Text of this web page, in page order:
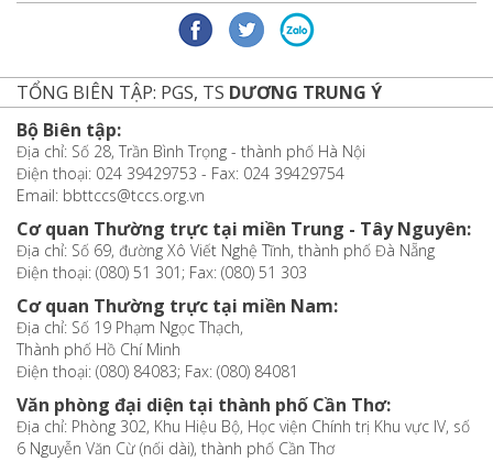
TỔNG BIÊN TẬP: PGS, TS DƯƠNG TRUNG Ý
Bộ Biên tập:
Địa chỉ: Số 28, Trần Bình Trọng - thành phố Hà Nội
Điện thoại: 024 39429753 - Fax: 024 39429754
Email: bbttccs@tccs.org.vn
Cơ quan Thường trực tại miền Trung - Tây Nguyên:
Địa chỉ: Số 69, đường Xô Viết Nghệ Tĩnh, thành phố Đà Nẵng
Điện thoại: (080) 51 301; Fax: (080) 51 303
Cơ quan Thường trực tại miền Nam:
Địa chỉ: Số 19 Phạm Ngọc Thạch,
Thành phố Hồ Chí Minh
Điện thoại: (080) 84083; Fax: (080) 84081
Văn phòng đại diện tại thành phố Cần Thơ:
Địa chỉ: Phòng 302, Khu Hiệu Bộ, Học viện Chính trị Khu vực IV, số
6 Nguyễn Văn Cừ (nối dài), thành phố Cần Thơ